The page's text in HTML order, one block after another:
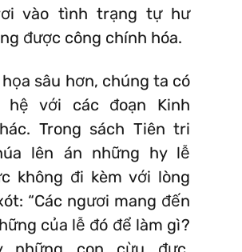
vào tình trạng tự hư
được công chính hóa.
sâu hơn, chúng ta có
hệ với các đoạn Kinh
Trong sách Tiên tri
lên án những hy lễ
không đi kèm với lòng
“Các ngươi mang đến
của lễ đó để làm gì?